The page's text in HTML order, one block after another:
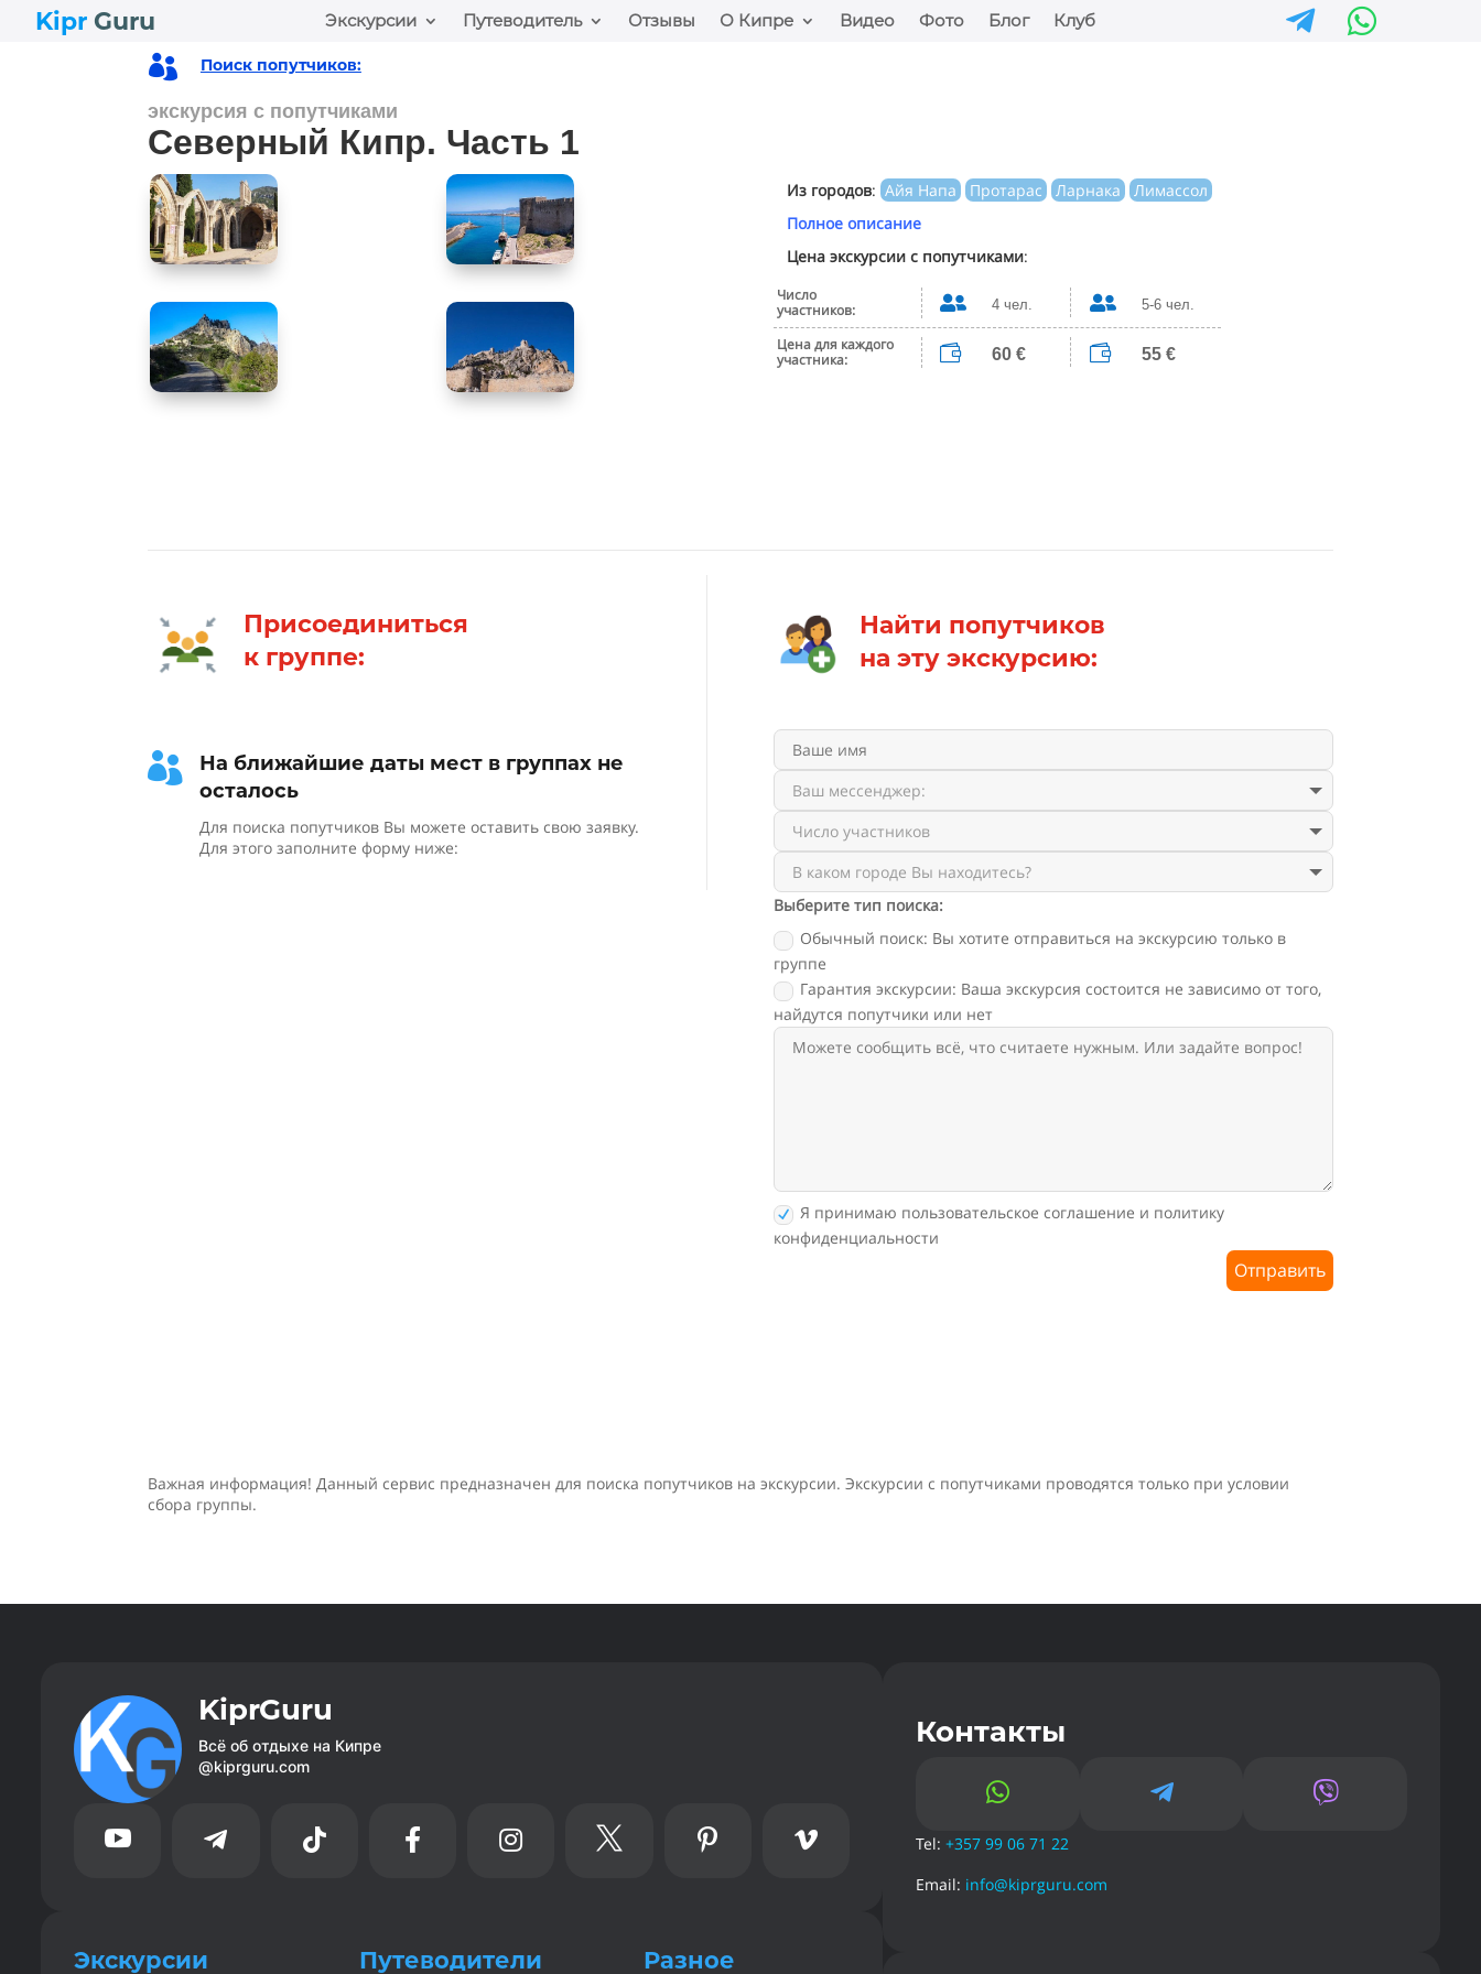
Kipr Guru Экскурсии Путеводитель Отзывы О Кипре Видео Фото Блог Клуб  
 Поиск попутчиков:
экскурсия с попутчиками
Северный Кипр. Часть 1
Из городов: Айя Напа Протарас Ларнака
Лимассол
Полное описание
Цена экскурсии с попутчиками:
Число
участников:
 4 чел.  5-6 чел.
Цена для каждого
участника:
 60 €  55 €
Присоединиться
к группе:

На ближайшие даты мест в группах не
осталось
Для поиска попутчиков Вы можете оставить свою заявку.
Для этого заполните форму ниже:
Найти попутчиков
на эту экскурсию:
Выберите тип поиска:
Обычный поиск: Вы хотите отправиться на экскурсию только в
группе
Гарантия экскурсии: Ваша экскурсия состоится не зависимо от того,
найдутся попутчики или нет
Я принимаю пользовательское соглашение и политику
конфиденциальности
Отправить
Важная информация! Данный сервис предназначен для поиска попутчиков на экскурсии. Экскурсии с попутчиками проводятся только при условии
сбора группы.
KiprGuru
Всё об отдыхе на Кипре
@kiprguru.com
       
Экскурсии Путеводители Разное
Контакты
  
Tel: +357 99 06 71 22
Email: info@kiprguru.com